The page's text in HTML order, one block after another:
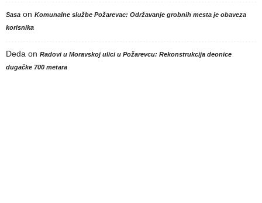
Sasa on Komunalne službe Požarevac: Održavanje grobnih mesta je obaveza
korisnika
Deda on Radovi u Moravskoj ulici u Požarevcu: Rekonstrukcija deonice
dugačke 700 metara